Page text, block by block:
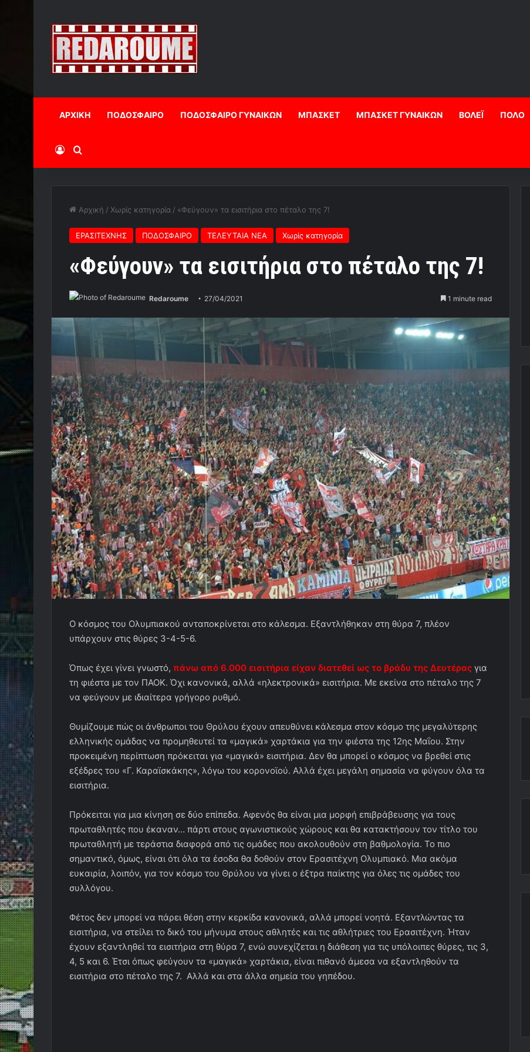
ΑΡΧΙΚΗ ΠΟΔΟΣΦΑΙΡΟ ΠΟΔΟΣΦΑΙΡΟ ΓΥΝΑΙΚΩΝ ΜΠΑΣΚΕΤ ΜΠΑΣΚΕΤ ΓΥΝΑΙΚΩΝ ΒΟΛΕΪ ΠΟΛΟ
Log InΑναζήτηση
Αρχική / Χωρίς κατηγορία / «Φεύγουν» τα εισιτήρια στο πέταλο της 7!
ΕΡΑΣΙΤΕΧΝΗΣ ΠΟΔΟΣΦΑΙΡΟ ΤΕΛΕΥΤΑΙΑ ΝΕΑ Χωρίς κατηγορία
«Φεύγουν» τα εισιτήρια στο πέταλο της 7!
Redaroume 27/04/2021 1 minute read
Ο κόσμος του Ολυμπιακού ανταποκρίνεται στο κάλεσμα. Εξαντλήθηκαν στη θύρα 7, πλέον
υπάρχουν στις θύρες 3-4-5-6.
Όπως έχει γίνει γνωστό, πάνω από 6.000 εισιτήρια είχαν διατεθεί ως το βράδυ της Δευτέρας για
τη φιέστα με τον ΠΑΟΚ. Όχι κανονικά, αλλά «ηλεκτρονικά» εισιτήρια. Με εκείνα στο πέταλο της 7
να φεύγουν με ιδιαίτερα γρήγορο ρυθμό.
Θυμίζουμε πώς οι άνθρωποι του Θρύλου έχουν απευθύνει κάλεσμα στον κόσμο της μεγαλύτερης
ελληνικής ομάδας να προμηθευτεί τα «μαγικά» χαρτάκια για την φιέστα της 12ης Μαΐου. Στην
προκειμένη περίπτωση πρόκειται για «μαγικά» εισιτήρια. Δεν θα μπορεί ο κόσμος να βρεθεί στις
εξέδρες του «Γ. Καραϊσκάκης», λόγω του κορονοϊού. Αλλά έχει μεγάλη σημασία να φύγουν όλα τα
εισιτήρια.
Πρόκειται για μια κίνηση σε δύο επίπεδα. Αφενός θα είναι μια μορφή επιβράβευσης για τους
πρωταθλητές που έκαναν… πάρτι στους αγωνιστικούς χώρους και θα κατακτήσουν τον τίτλο του
πρωταθλητή με τεράστια διαφορά από τις ομάδες που ακολουθούν στη βαθμολογία. Το πιο
σημαντικό, όμως, είναι ότι όλα τα έσοδα θα δοθούν στον Ερασιτέχνη Ολυμπιακό. Μια ακόμα
ευκαιρία, λοιπόν, για τον κόσμο του Θρύλου να γίνει ο έξτρα παίκτης για όλες τις ομάδες του
συλλόγου.
Φέτος δεν μπορεί να πάρει θέση στην κερκίδα κανονικά, αλλά μπορεί νοητά. Εξαντλώντας τα
εισιτήρια, να στείλει το δικό του μήνυμα στους αθλητές και τις αθλήτριες του Ερασιτέχνη. Ήταν
έχουν εξαντληθεί τα εισιτήρια στη θύρα 7, ενώ συνεχίζεται η διάθεση για τις υπόλοιπες θύρες, τις 3,
4, 5 και 6. Έτσι όπως φεύγουν τα «μαγικά» χαρτάκια, είναι πιθανό άμεσα να εξαντληθούν τα
εισιτήρια στο πέταλο της 7. Αλλά και στα άλλα σημεία του γηπέδου.